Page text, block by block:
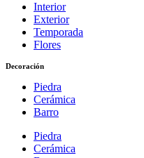
Interior
Exterior
Temporada
Flores
Decoración
Piedra
Cerámica
Barro
Piedra
Cerámica